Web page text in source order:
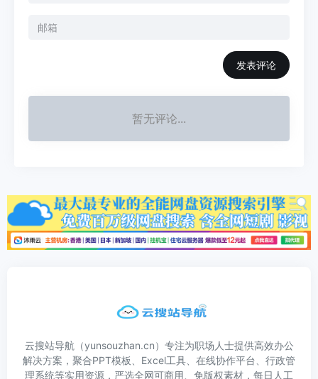
发表评论
暂无评论...
云搜站导航（yunsouzhan.cn）专注为职场人士提供高效办公
解决方案，聚合PPT模板、Excel工具、在线协作平台、行政管
理系统等实用资源，严选全网可商用、免版权素材，每日人工